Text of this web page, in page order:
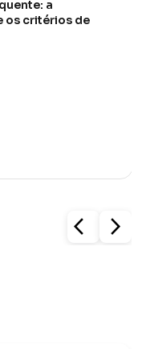
a
os critérios de
arrow_back_ios arrow_forward_ios